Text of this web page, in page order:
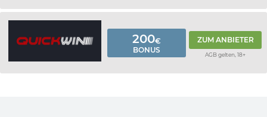
200€
BONUS
ZUM ANBIETER
AGB gelten, 18+